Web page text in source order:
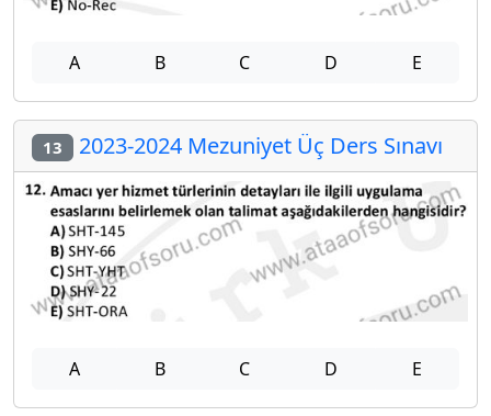
A B C D E
13 2023-2024 Mezuniyet Üç Ders Sınavı
A B C D E